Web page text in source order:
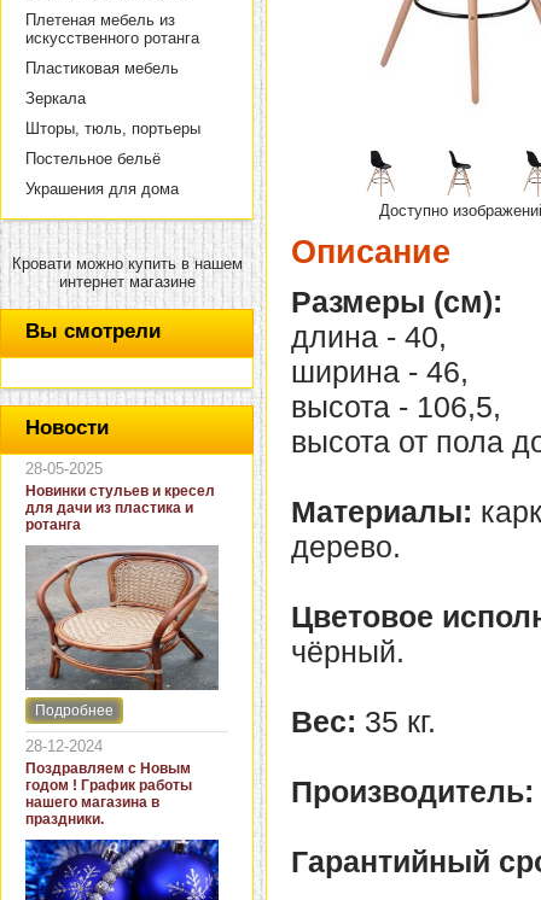
Плетеная мебель из
искусственного ротанга
Пластиковая мебель
Зеркала
Шторы, тюль, портьеры
Постельное бельё
Украшения для дома
Кровати можно купить в нашем
интернет магазине
Вы смотрели
Новости
28-05-2025
Новинки стульев и кресел
для дачи из пластика и
ротанга
Интернет-магазин "Кровать
и диван" представляет
новинки стульев и кресел
для дачи. В ассортименте
представлены как
бюджетные модели из
пластика для дачи, так и
кресла для загородных
домов из натурального и
искусственного ротанга.
Подробнее
28-12-2024
Поздравляем с Новым
годом ! График работы
нашего магазина в
праздники.
Доступно
Описание
Размеры (см):
длина - 40,
ширина - 46,
высота - 106,5,
высота от пола
Материалы:
дерево.
Цветовое
чёрный.
Вес: 35 кг.
Производитель:
Гарантийный